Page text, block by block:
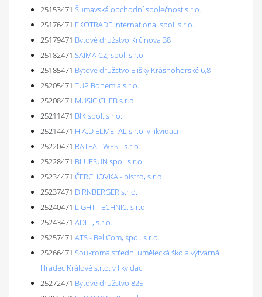
25153471 Šumavská obchodní společnost s.r.o.
25176471 EKOTRADE international spol. s r.o.
25179471 Bytové družstvo Krčínova 38
25182471 SAIMA CZ, spol. s r.o.
25185471 Bytové družstvo Elišky Krásnohorské 6,8
25205471 TUP Bohemia s.r.o.
25208471 MUSIC CHEB s.r.o.
25211471 BIK spol. s r.o.
25214471 H.A.D ELMETAL s.r.o. v likvidaci
25220471 RATEA - WEST s.r.o.
25228471 BLUESUN spol. s r.o.
25234471 ČERCHOVKA - bistro, s.r.o.
25237471 DIRNBERGER s.r.o.
25240471 LIGHT TECHNIC, s.r.o.
25243471 ADLT, s.r.o.
25257471 ATS - BellCom, spol. s r.o.
25266471 Soukromá střední umělecká škola výtvarná
Hradec Králové s.r.o. v likvidaci
25272471 Bytové družstvo 825